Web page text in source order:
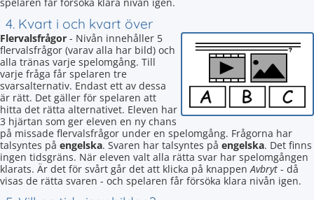
4. Kvart i och kvart över
Flervalsfrågor - Nivån innehåller 5
flervalsfrågor (varav alla har bild) och
alla tränas varje spelomgång. Till
varje fråga får spelaren tre
svarsalternativ. Endast ett av dessa
är rätt. Det gäller för spelaren att
hitta det rätta alternativet. Eleven har
3 hjärtan som ger eleven en ny chans
på missade flervalsfrågor under en spelomgång. Frågorna har
talsyntes på engelska. Svaren har talsyntes på engelska. Det finns
ingen tidsgräns. När eleven valt alla rätta svar har spelomgången
klarats. Är det för svårt går det att klicka på knappenAvbryt - då
visas de rätta svaren - och spelaren får försöka klara nivån igen.